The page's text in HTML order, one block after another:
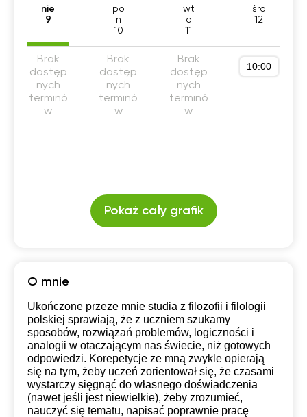
Technikum (profil podstawowy) Dla dorosłych
Szkola średnia (profil podstawowy)
nie
9
po
n
10
wt
o
11
śro
12
Brak
dostęp
nych
terminó
w
Brak
dostęp
nych
terminó
w
Brak
dostęp
nych
terminó
w
10:00
Pokaż cały grafik
O mnie
Ukończone przeze mnie studia z filozofii i filologii
polskiej sprawiają, że z uczniem szukamy
sposobów, rozwiązań problemów, logiczności i
analogii w otaczającym nas świecie, niż gotowych
odpowiedzi. Korepetycje ze mną zwykle opierają
się na tym, żeby uczeń zorientował się, że czasami
wystarczy sięgnąć do własnego doświadczenia
(nawet jeśli jest niewielkie), żeby zrozumieć,
nauczyć się tematu, napisać poprawnie pracę